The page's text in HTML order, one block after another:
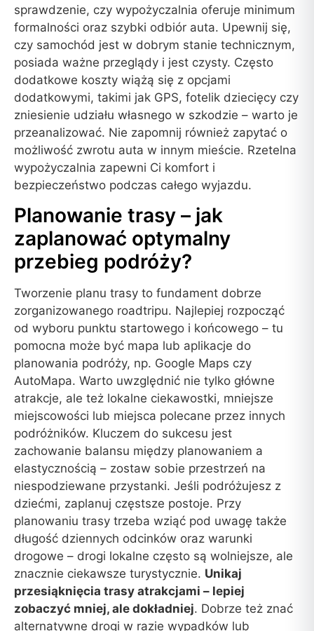
sprawdzenie, czy wypożyczalnia oferuje minimum
formalności oraz szybki odbiór auta. Upewnij się,
czy samochód jest w dobrym stanie technicznym,
posiada ważne przeglądy i jest czysty. Często
dodatkowe koszty wiążą się z opcjami
dodatkowymi, takimi jak GPS, fotelik dziecięcy czy
zniesienie udziału własnego w szkodzie – warto je
przeanalizować. Nie zapomnij również zapytać o
możliwość zwrotu auta w innym mieście. Rzetelna
wypożyczalnia zapewni Ci komfort i
bezpieczeństwo podczas całego wyjazdu.
Planowanie trasy – jak
zaplanować optymalny
przebieg podróży?
Tworzenie planu trasy to fundament dobrze
zorganizowanego roadtripu. Najlepiej rozpocząć
od wyboru punktu startowego i końcowego – tu
pomocna może być mapa lub aplikacje do
planowania podróży, np. Google Maps czy
AutoMapa. Warto uwzględnić nie tylko główne
atrakcje, ale też lokalne ciekawostki, mniejsze
miejscowości lub miejsca polecane przez innych
podróżników. Kluczem do sukcesu jest
zachowanie balansu między planowaniem a
elastycznością – zostaw sobie przestrzeń na
niespodziewane przystanki. Jeśli podróżujesz z
dziećmi, zaplanuj częstsze postoje. Przy
planowaniu trasy trzeba wziąć pod uwagę także
długość dziennych odcinków oraz warunki
drogowe – drogi lokalne często są wolniejsze, ale
znacznie ciekawsze turystycznie. Unikaj
przesiąknięcia trasy atrakcjami – lepiej
zobaczyć mniej, ale dokładniej. Dobrze też znać
alternatywne drogi w razie wypadków lub